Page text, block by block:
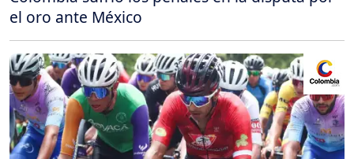
el oro ante México